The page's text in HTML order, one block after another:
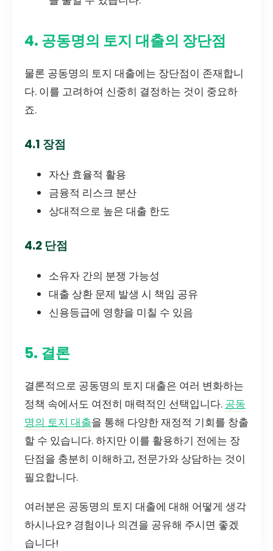
4. 공동명의 토지 대출의 장단점
물론 공동명의 토지 대출에는 장단점이 존재합니
다. 이를 고려하여 신중히 결정하는 것이 중요하
죠.
4.1 장점
자산 효율적 활용
금융적 리스크 분산
상대적으로 높은 대출 한도
4.2 단점
소유자 간의 분쟁 가능성
대출 상환 문제 발생 시 책임 공유
신용등급에 영향을 미칠 수 있음
5. 결론
결론적으로 공동명의 토지 대출은 여러 변화하는
정책 속에서도 여전히 매력적인 선택입니다. 공동
명의 토지 대출을 통해 다양한 재정적 기회를 창출
할 수 있습니다. 하지만 이를 활용하기 전에는 장
단점을 충분히 이해하고, 전문가와 상담하는 것이
필요합니다.
여러분은 공동명의 토지 대출에 대해 어떻게 생각
하시나요? 경험이나 의견을 공유해 주시면 좋겠
습니다!